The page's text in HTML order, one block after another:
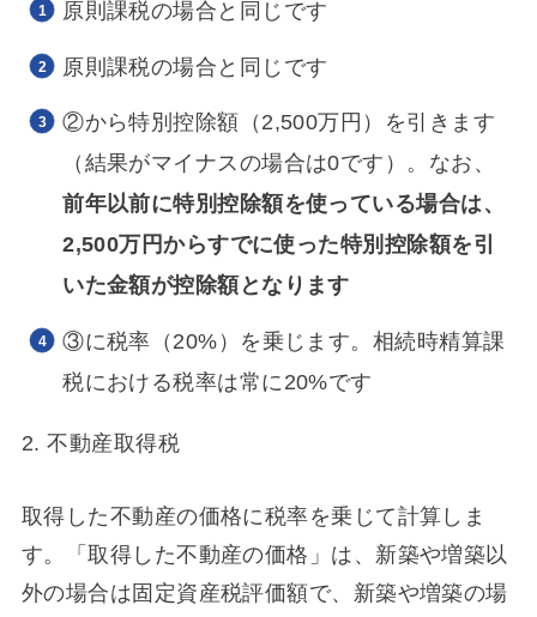
原則課税の場合と同じです
原則課税の場合と同じです
②から特別控除額（2,500万円）を引きます
（結果がマイナスの場合は0です）。なお、
前年以前に特別控除額を使っている場合は、
2,500万円からすでに使った特別控除額を引
いた金額が控除額となります
③に税率（20%）を乗じます。相続時精算課
税における税率は常に20%です
2. 不動産取得税
取得した不動産の価格に税率を乗じて計算しま
す。「取得した不動産の価格」は、新築や増築以
外の場合は固定資産税評価額で、新築や増築の場